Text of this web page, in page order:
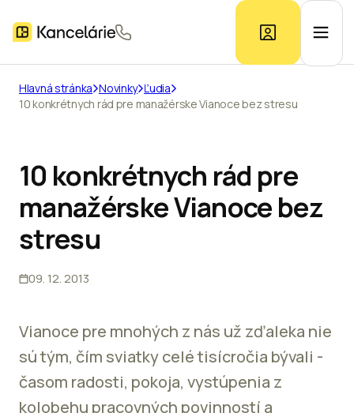
Ponuka kancelárií
Prieskum trhu
Kontakt
Hlavná stránka Novinky Ľudia
10 konkrétnych rád pre manažérske Vianoce bez stresu
10 konkrétnych rád pre
manažérske Vianoce bez
stresu
09. 12. 2013
Vianoce pre mnohých z nás už zďaleka nie
sú tým, čím sviatky celé tisícročia bývali -
časom radosti, pokoja, vystúpenia z
kolobehu pracovných povinností a